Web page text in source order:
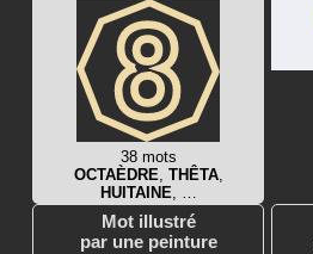
38 mots
OCTAÈDRE, THÊTA,
HUITAINE, …
Mot illustré
par une peinture